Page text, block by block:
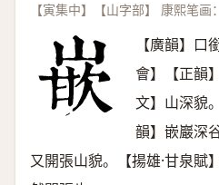
【寅集中】【山字部】 康熙笔
【廣韻】口
會】【正韻
文】山深貌
韻】嵌巖深谷
又開張山貌。【揚雄·甘泉賦